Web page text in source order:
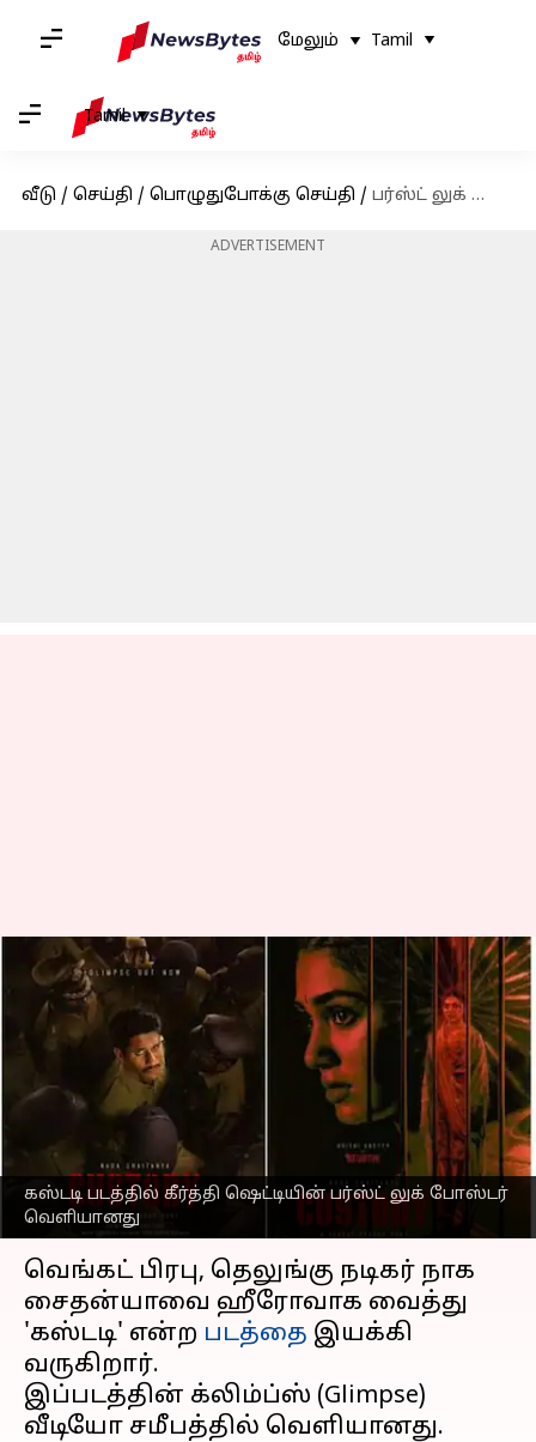
மேலும் Tamil
Tamil
வீடு / செய்தி / பொழுதுபோக்கு செய்தி / பர்ஸ்ட் லுக் போஸ்டர்: 'கஸ்டடி' படத்தில் கீர்த்தி ஷெட்டியின் கதாபாத்திரத்தை வெளியிட்ட படக்குழு
ADVERTISEMENT
கஸ்டடி படத்தில் கீர்த்தி ஷெட்டியின் பர்ஸ்ட் லுக் போஸ்டர்
வெளியானது
பர்ஸ்ட் லுக் போஸ்டர்:
'கஸ்டடி' படத்தில் கீர்த்தி
ஷெட்டியின்
கதாபாத்திரத்தை
வெளியிட்ட படக்குழு
எழுதியவர் Venkatalakshmi V 07:12 pm
செய்தி முன்னோட்டம்
வெங்கட் பிரபு, தெலுங்கு நடிகர் நாக
சைதன்யாவை ஹீரோவாக வைத்து
'கஸ்டடி' என்ற படத்தை இயக்கி
வருகிறார்.
இப்படத்தின் க்லிம்ப்ஸ் (Glimpse)
வீடியோ சமீபத்தில் வெளியானது.